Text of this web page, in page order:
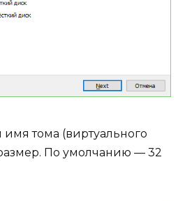
тома (виртуального
По умолчанию — 32